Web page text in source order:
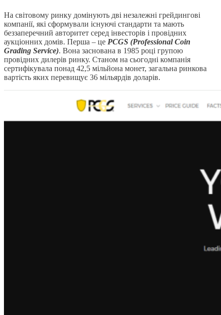
На світовому ринку домінують дві незалежні грейдингові
компанії, які сформували існуючі стандарти та мають
беззаперечний авторитет серед інвесторів і провідних
аукціонних домів. Перша – це PCGS (Professional Coin
Grading Service). Вона заснована в 1985 році групою
провідних дилерів ринку. Станом на сьогодні компанія
сертифікувала понад 42,5 мільйона монет, загальна ринкова
вартість яких перевищує 36 мільярдів доларів.